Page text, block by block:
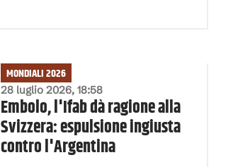
28 luglio 2026, 18:58
MONDIALI 2026
Embolo, l'Ifab dà ragione alla
Svizzera: espulsione ingiusta
contro l'Argentina